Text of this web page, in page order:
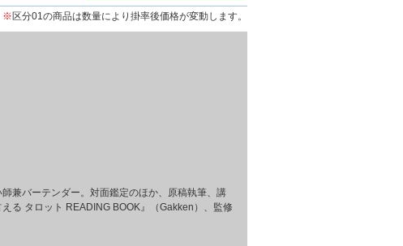
※ 区分01の商品は数量により掛率後価格が変動します。
兼バーテンダー。対面鑑定のほか、原稿執筆、講
る タロット READING BOOK』（Gakken）、監修